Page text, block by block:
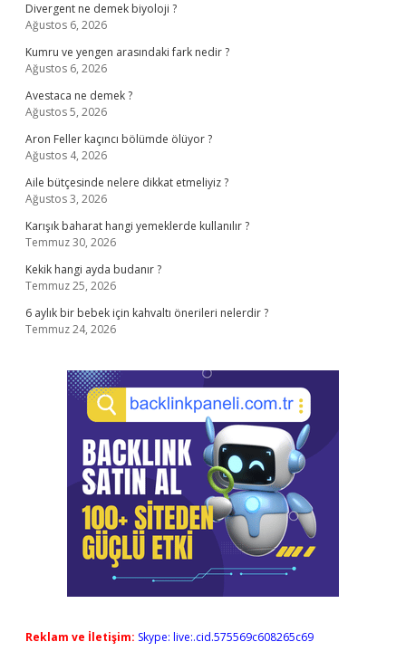
Divergent ne demek biyoloji ?
Ağustos 6, 2026
Kumru ve yengen arasındaki fark nedir ?
Ağustos 6, 2026
Avestaca ne demek ?
Ağustos 5, 2026
Aron Feller kaçıncı bölümde ölüyor ?
Ağustos 4, 2026
Aile bütçesinde nelere dikkat etmeliyiz ?
Ağustos 3, 2026
Karışık baharat hangi yemeklerde kullanılır ?
Temmuz 30, 2026
Kekik hangi ayda budanır ?
Temmuz 25, 2026
6 aylık bir bebek için kahvaltı önerileri nelerdir ?
Temmuz 24, 2026
Reklam ve İletişim: Skype: live:.cid.575569c608265c69